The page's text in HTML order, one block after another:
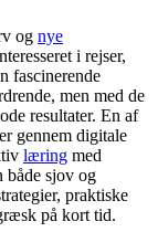
og nye
i rejser,
fascinerende
men med de
resultater. En af
gennem digitale
læring med
både sjov og
praktiske
på kort tid.